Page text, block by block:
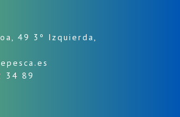
49 3º Izquierda,
34 89